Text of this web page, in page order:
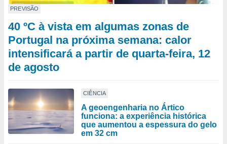
PREVISÃO
40 ºC à vista em algumas zonas de
Portugal na próxima semana: calor
intensificará a partir de quarta-feira, 12
de agosto
CIÊNCIA
A geoengenharia no Ártico
funciona: a experiência histórica
que aumentou a espessura do gelo
em 32 cm